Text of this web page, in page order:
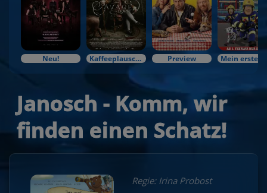
Neu! Kaffeeplausch & Kinozauber Preview
Janosch - Komm, wir
finden einen Schatz!
Regie: Irina Probost